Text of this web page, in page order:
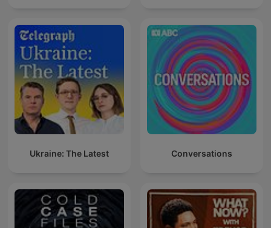
Ukraine: The Latest Conversations